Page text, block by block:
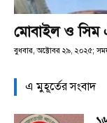
মোবাইল ও সিম
বুধবার, অক্টোবর ২৯, ২০২৫;
এ মুহূর্তের সংবাদ